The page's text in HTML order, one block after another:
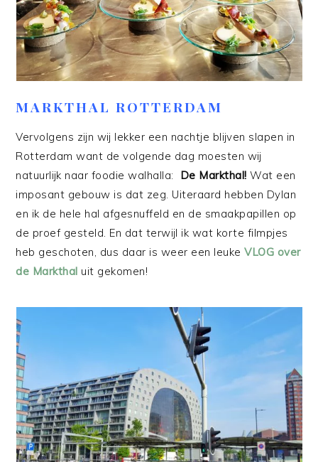
MARKTHAL ROTTERDAM
Vervolgens zijn wij lekker een nachtje blijven slapen in
Rotterdam want de volgende dag moesten wij
natuurlijk naar foodie walhalla: De Markthal! Wat een
imposant gebouw is dat zeg. Uiteraard hebben Dylan
en ik de hele hal afgesnuffeld en de smaakpapillen op
de proef gesteld. En dat terwijl ik wat korte filmpjes
heb geschoten, dus daar is weer een leukeVLOG over
de Markthal uit gekomen!